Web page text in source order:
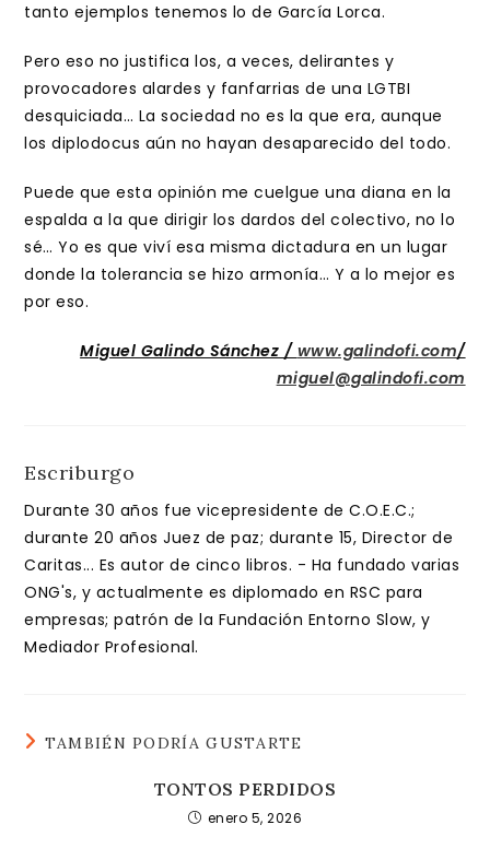
tanto ejemplos tenemos lo de García Lorca.
Pero eso no justifica los, a veces, delirantes y
provocadores alardes y fanfarrias de una LGTBI
desquiciada… La sociedad no es la que era, aunque
los diplodocus aún no hayan desaparecido del todo.
Puede que esta opinión me cuelgue una diana en la
espalda a la que dirigir los dardos del colectivo, no lo
sé… Yo es que viví esa misma dictadura en un lugar
donde la tolerancia se hizo armonía… Y a lo mejor es
por eso.
Miguel Galindo Sánchez / www.galindofi.com/
miguel@galindofi.com
Escriburgo
Durante 30 años fue vicepresidente de C.O.E.C.;
durante 20 años Juez de paz; durante 15, Director de
Caritas... Es autor de cinco libros. - Ha fundado varias
ONG's, y actualmente es diplomado en RSC para
empresas; patrón de la Fundación Entorno Slow, y
Mediador Profesional.
TAMBIÉN PODRÍA GUSTARTE
TONTOS PERDIDOS
enero 5, 2026